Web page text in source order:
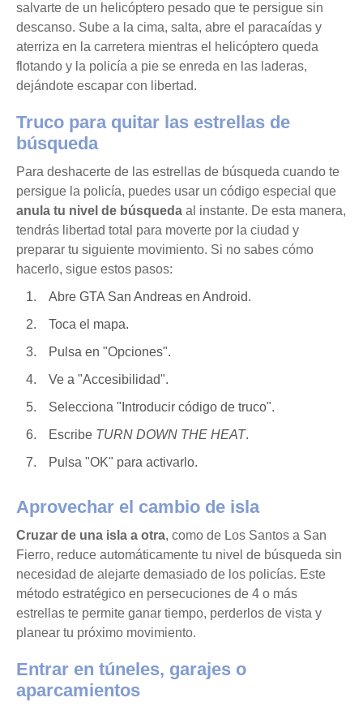
salvarte de un helicóptero pesado que te persigue sin
descanso. Sube a la cima, salta, abre el paracaídas y
aterriza en la carretera mientras el helicóptero queda
flotando y la policía a pie se enreda en las laderas,
dejándote escapar con libertad.
Truco para quitar las estrellas de
búsqueda
Para deshacerte de las estrellas de búsqueda cuando te
persigue la policía, puedes usar un código especial que
anula tu nivel de búsqueda al instante. De esta manera,
tendrás libertad total para moverte por la ciudad y
preparar tu siguiente movimiento. Si no sabes cómo
hacerlo, sigue estos pasos:
Abre GTA San Andreas en Android.
Toca el mapa.
Pulsa en "Opciones".
Ve a "Accesibilidad".
Selecciona "Introducir código de truco".
Escribe TURN DOWN THE HEAT.
Pulsa "OK" para activarlo.
Aprovechar el cambio de isla
Cruzar de una isla a otra, como de Los Santos a San
Fierro, reduce automáticamente tu nivel de búsqueda sin
necesidad de alejarte demasiado de los policías. Este
método estratégico en persecuciones de 4 o más
estrellas te permite ganar tiempo, perderlos de vista y
planear tu próximo movimiento.
Entrar en túneles, garajes o
aparcamientos